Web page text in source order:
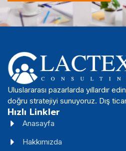
Uluslararası pazarlarda yıllardır
doğru stratejiyi sunuyoruz. Dış
Hızlı Linkler
Anasayfa
Hakkımızda